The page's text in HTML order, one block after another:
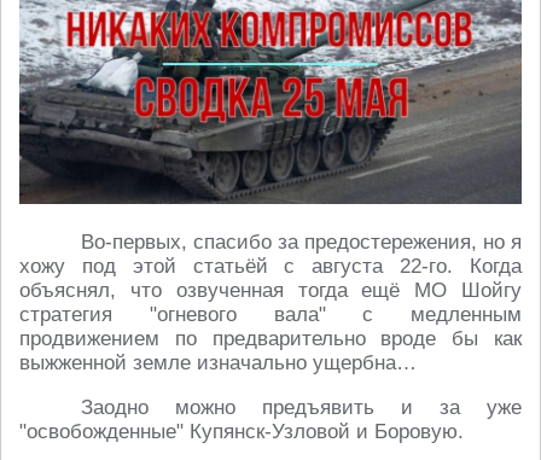
Во-первых, спасибо за предостережения, но я
хожу под этой статьёй с августа 22-го. Когда
объяснял, что озвученная тогда ещё МО Шойгу
стратегия "огневого вала" с медленным
продвижением по предварительно вроде бы как
выжженной земле изначально ущербна…
Заодно можно предъявить и за уже
"освобожденные" Купянск-Узловой и Боровую.